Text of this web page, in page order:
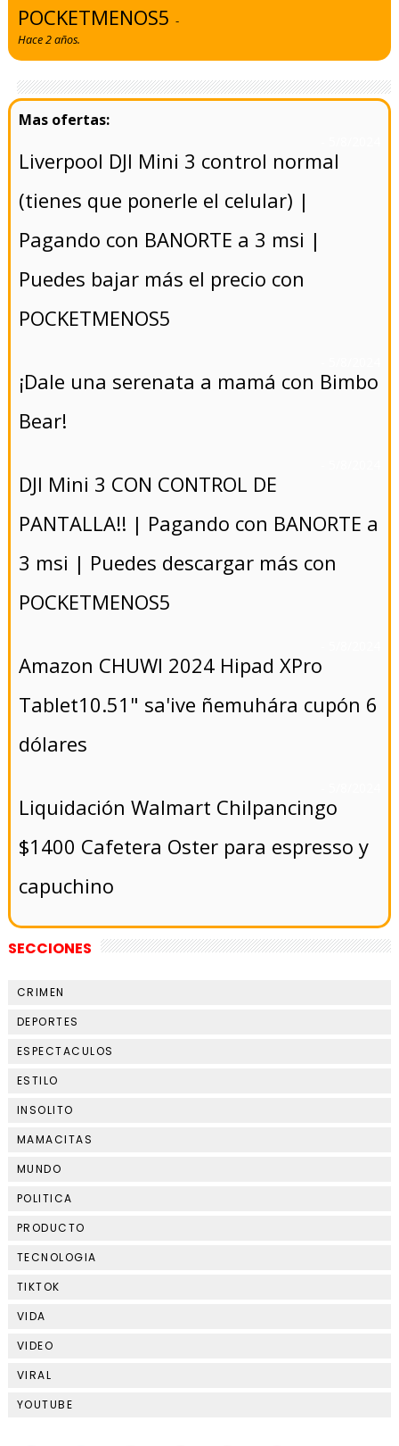
POCKETMENOS5-
Hace 2 años.
Liverpool DJI Mini 3 control normal
(tienes que ponerle el celular) |
Pagando con BANORTE a 3 msi |
Puedes bajar más el precio con
POCKETMENOS5
¡Dale una serenata a mamá con Bimbo
Bear!
DJI Mini 3 CON CONTROL DE
PANTALLA!! | Pagando con BANORTE a
3 msi | Puedes descargar más con
POCKETMENOS5
Amazon CHUWI 2024 Hipad XPro
Tablet10.51" sa'ive ñemuhára cupón 6
dólares
Liquidación Walmart Chilpancingo
$1400 Cafetera Oster para espresso y
capuchino
SECCIONES
CRIMEN
DEPORTES
ESPECTACULOS
ESTILO
INSOLITO
MAMACITAS
MUNDO
POLITICA
PRODUCTO
TECNOLOGIA
TIKTOK
VIDA
VIDEO
VIRAL
YOUTUBE